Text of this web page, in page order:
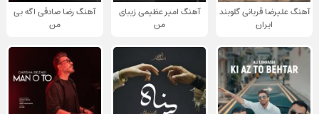
آهنگ علیرضا قربانی گلوبند
ایران
آهنگ امیر عظیمی زیبای
من
آهنگ رضا صادقی اگه بی
من